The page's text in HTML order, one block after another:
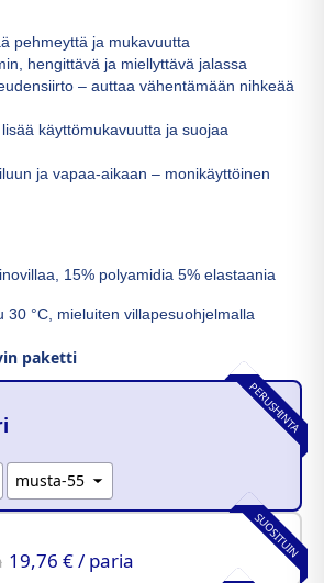
pehmeyttä ja mukavuutta
hengittävä ja miellyttävä jalassa
– auttaa vähentämään nihkeää
käyttömukavuutta ja suojaa
ja vapaa-aikaan – monikäyttöinen
15% polyamidia 5% elastaania
30 °C, mieluiten villapesuohjelmalla
paketti
PERUSHINTA
SUOSITUIN
19,76 € / paria